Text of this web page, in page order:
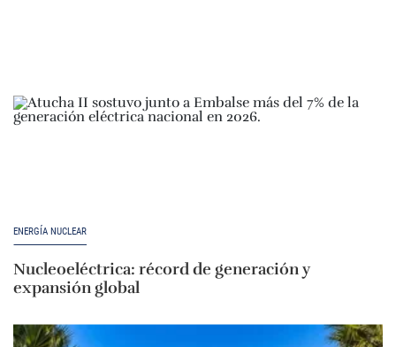
ENERGÍA NUCLEAR
Nucleoeléctrica: récord de generación y
expansión global